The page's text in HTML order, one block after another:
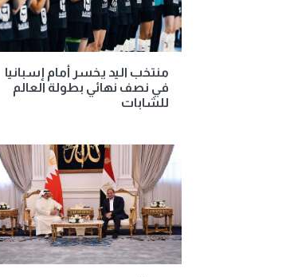
منتخب اليد يخسر أمام إسبانيا
في نصف نهائي بطولة العالم
للشابات